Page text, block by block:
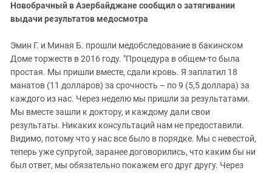
Новобрачный в Азербайджане сообщил о затягивании
выдачи результатов медосмотра
Эмин Г. и Миная Б. прошли медобследование в бакинском
Доме торжеств в 2016 году. "Процедура в общем-то была
простая. Мы пришли вместе, сдали кровь. Я заплатил 18
манатов (11 долларов) за срочность – по 9 (5,5 доллара) за
каждого из нас. Через неделю мы пришли за результатами.
Мы вместе зашли к доктору, и каждому дали свои
результаты. Никаких консультаций нам не предоставили.
Видимо, потому что у нас все было в порядке. Мы с невестой,
теперь уже супругой, заранее договорились, что каким бы ни
был ответ, мы обязательно покажем его друг другу. Через